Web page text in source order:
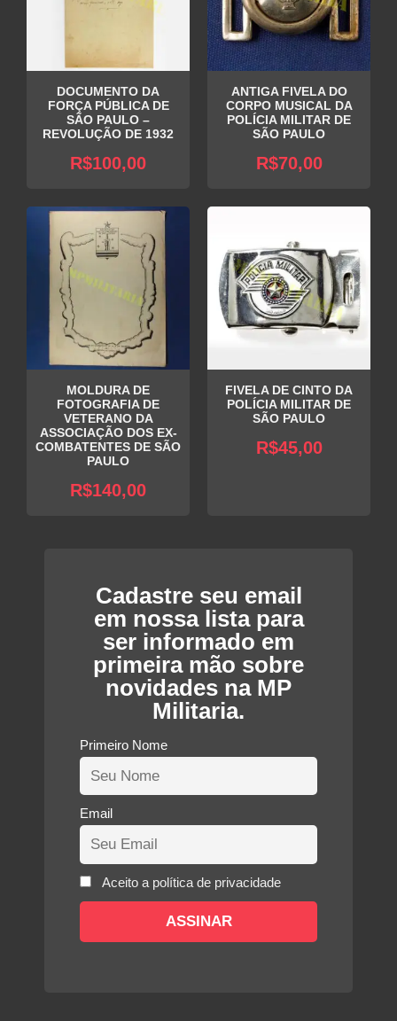
DOCUMENTO DA
FORÇA PÚBLICA DE
SÃO PAULO –
REVOLUÇÃO DE 1932
R$100,00
ANTIGA FIVELA DO
CORPO MUSICAL DA
POLÍCIA MILITAR DE
SÃO PAULO
R$70,00
MOLDURA DE
FOTOGRAFIA DE
VETERANO DA
ASSOCIAÇÃO DOS EX-
COMBATENTES DE SÃO
PAULO
R$140,00
FIVELA DE CINTO DA
POLÍCIA MILITAR DE
SÃO PAULO
R$45,00
Cadastre seu email
em nossa lista para
ser informado em
primeira mão sobre
novidades na MP
Militaria.
Primeiro Nome
Email
Aceito a política de privacidade